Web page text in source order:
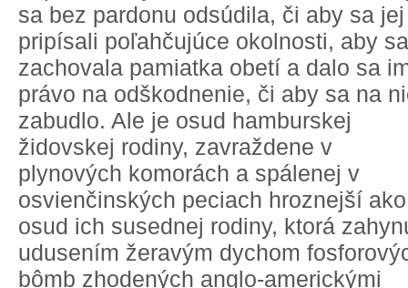
sa bez pardonu odsúdila, či aby sa jej
pripísali poľahčujúce okolnosti, aby sa
zachovala pamiatka obetí a dalo sa
právo na odškodnenie, či aby sa na
zabudlo. Ale je osud hamburskej
židovskej rodiny, zavraždene v
plynových komorách a spálenej v
osvienčinských peciach hroznejší ako
osud ich susednej rodiny, ktorá
udusením žeravým dychom
bômb zhodených anglo-americkými